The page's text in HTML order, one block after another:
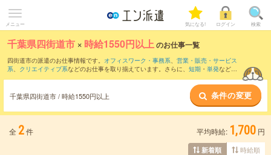
メニュー 気になる! ログイン 検索
千葉県四街道市 × 時給1550円以上のお仕事一覧
四街道市の派遣のお仕事情報です。 オフィスワーク・事務系、 営業・販売・サービス
系、 クリエイティブ系などのお仕事を取り揃えています。さらに、 短期 ・ 単発などの
千葉県四街道市 / 時給1550円以上 条件の変更
全 2件 平均時給: 1,700 円
新着順 時給順